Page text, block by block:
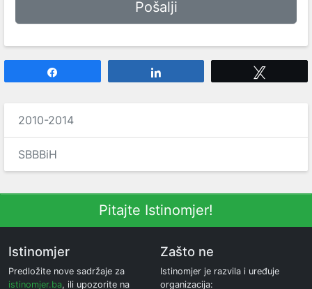
2010-2014
SBBBiH
Pitajte Istinomjer!
Istinomjer
Predložite nove sadržaje za
istinomjer.ba, ili upozorite na
Zašto ne
Istinomjer je razvila i uređuje
organizacija: